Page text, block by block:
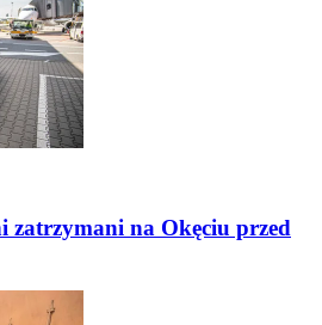
zatrzymani na Okęciu przed